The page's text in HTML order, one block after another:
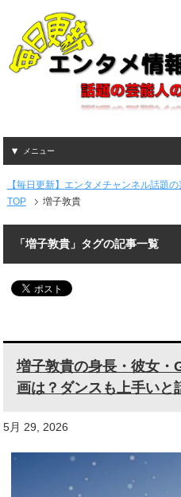
メニュー
【毎日更新】エンタメチャンネル話題
TOP
増子敦貴
「増子敦貴」タグの記事一覧
増子敦貴の身長・彼女・
画は？ダンスも上手いと
5月 29, 2026